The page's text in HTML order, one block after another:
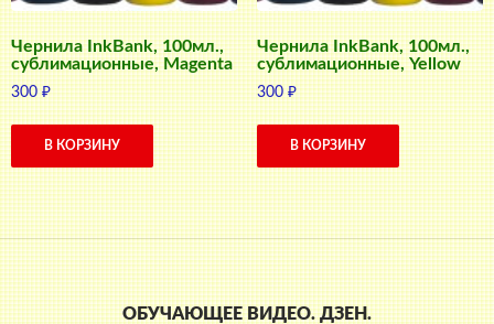
Чернила InkBank, 100мл.,
сублимационные, Magenta
300₽
В КОРЗИНУ
Чернила InkBank, 100мл.,
сублимационные, Yellow
300₽
В КОРЗИНУ
ОБУЧАЮЩЕЕ ВИДЕО. ДЗЕН.